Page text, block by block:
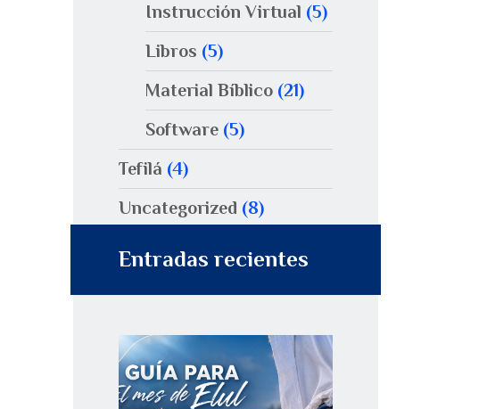
Instrucción Virtual (5)
Libros (5)
Material Bíblico (21)
Software (5)
Tefilá (4)
Uncategorized (8)
Entradas recientes